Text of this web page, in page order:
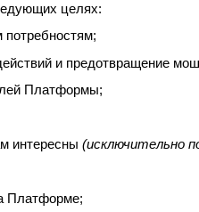
целях:
и предотвращение
Платформы;
интересны (исключительно
Платформе;